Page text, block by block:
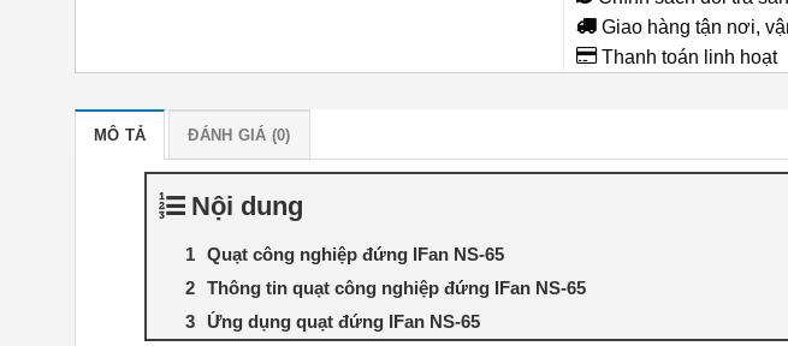
Giao hàng tận nơi,
Thanh toán linh hoạt
MÔ TẢ ĐÁNH GIÁ (0)
Nội dung
Quạt công nghiệp đứng IFan NS-65
Thông tin quạt công nghiệp đứng IFan NS-65
Ứng dụng quạt đứng IFan NS-65